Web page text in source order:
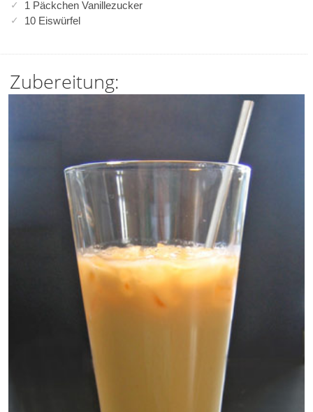
1 Päckchen Vanillezucker
10 Eiswürfel
Zubereitung: